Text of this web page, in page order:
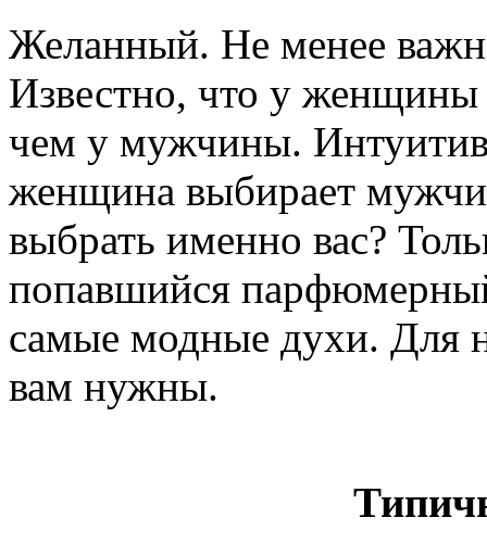
Желанный. Не менее
Известно, что у женщины
чем у мужчины.
женщина выбирает
выбрать именно вас?
попавшийся
самые модные духи. Для
вам нужны.